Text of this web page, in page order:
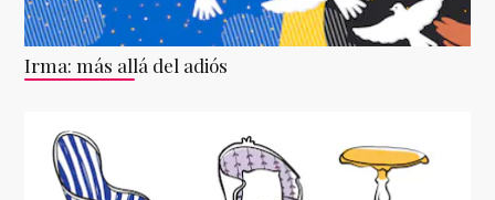
Irma: más allá del adiós